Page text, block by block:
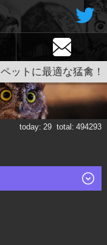
ペットに最適な猛禽！
today: 29 total: 494293